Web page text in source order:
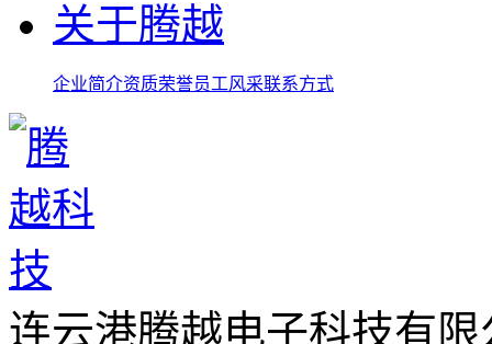
关于腾越
企业简介资质荣誉员工风采联系方式
连云港腾越电子科技有限